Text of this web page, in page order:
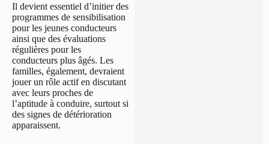
Il devient essentiel d’initier des
programmes de sensibilisation
pour les jeunes conducteurs
ainsi que des évaluations
régulières pour les
conducteurs plus âgés. Les
familles, également, devraient
jouer un rôle actif en discutant
avec leurs proches de
l’aptitude à conduire, surtout si
des signes de détérioration
apparaissent.